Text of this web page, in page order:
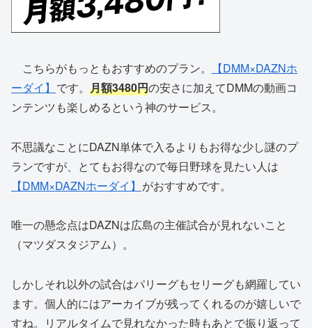
こちらがもっともおすすめのプラン。
【DMM×DAZNホ
ーダイ】 です。 月額3480円の安さに加えてDMMの動画コ
ンテンツも楽しめるという神のサービス。
不思議なことにDAZN単体で入るよりもお得な少し謎のプ
ランですが、とてもお得なので毎日野球を見たい人は
【DMM×DAZNホーダイ】 がおすすめです。
唯一の懸念点はDAZNは広島の主催試合が見れないこと
（マツダスタジアム）。
しかしそれ以外の試合はパリーグもセリーグも網羅してい
ます。個人的にはアーカイブが残ってくれるのが嬉しいで
すね。リアルタイムで見れなかった時もあとで振り返って